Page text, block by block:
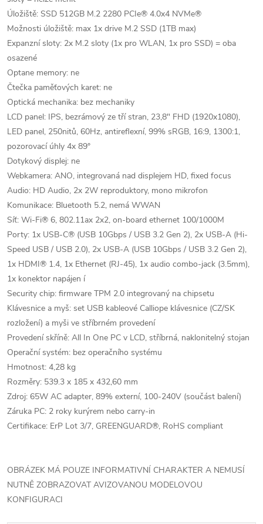
Úložiště: SSD 512GB M.2 2280 PCIe® 4.0x4 NVMe®
Možnosti úložiště: max 1x drive M.2 SSD (1TB max)
Expanzní sloty: 2x M.2 sloty (1x pro WLAN, 1x pro SSD) = oba
osazené
Optane memory: ne
Čtečka paměťových karet: ne
Optická mechanika: bez mechaniky
LCD panel: IPS, bezrámový ze tří stran, 23,8" FHD (1920x1080),
LED panel, 250nitů, 60Hz, antireflexní, 99% sRGB, 16:9, 1300:1,
pozorovací úhly 4x 89°
Dotykový displej: ne
Webkamera: ANO, integrovaná nad displejem HD, fixed focus
Audio: HD Audio, 2x 2W reproduktory, mono mikrofon
Komunikace: Bluetooth 5.2, nemá WWAN
Síť: Wi-Fi® 6, 802.11ax 2x2, on-board ethernet 100/1000M
Porty: 1x USB-C® (USB 10Gbps / USB 3.2 Gen 2), 2x USB-A (Hi-
Speed USB / USB 2.0), 2x USB-A (USB 10Gbps / USB 3.2 Gen 2),
1x HDMI® 1.4, 1x Ethernet (RJ-45), 1x audio combo-jack (3.5mm),
1x konektor napájen í
Security chip: firmware TPM 2.0 integrovaný na chipsetu
Klávesnice a myš: set USB kableové Calliope klávesnice (CZ/SK
rozložení) a myši ve stříbrném provedení
Provedení skříně: All In One PC v LCD, stříbrná, naklonitelný stojan
Operační systém: bez operačního systému
Hmotnost: 4,28 kg
Rozměry: 539.3 x 185 x 432,60 mm
Zdroj: 65W AC adapter, 89% externí, 100-240V (součást balení)
Záruka PC: 2 roky kurýrem nebo carry-in
Certifikace: ErP Lot 3/7, GREENGUARD®, RoHS compliant
OBRÁZEK MÁ POUZE INFORMATIVNÍ CHARAKTER A NEMUSÍ
NUTNĚ ZOBRAZOVAT AVIZOVANOU MODELOVOU
KONFIGURACI